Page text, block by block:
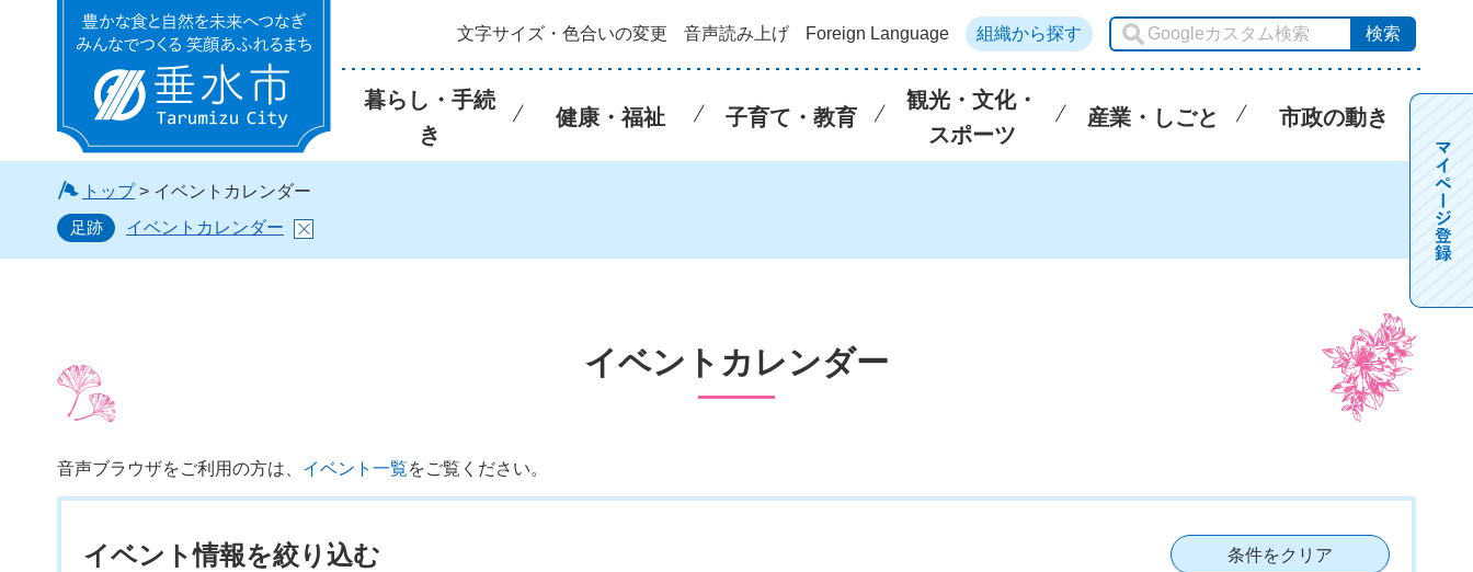
垂水市 文字サイズ・色合いの変更 音声読み上げ Foreign Language 組織から探す
暮らし・手続
き
健康・福祉 子育て・教育
観光・文化・
スポーツ
産業・しごと 市政の動き
トップ> イベントカレンダー
足跡
イベントカレンダー
イベントカレンダー
音声ブラウザをご利用の方は、 イベント一覧をご覧ください。
イベント情報を絞り込む 条件をクリア